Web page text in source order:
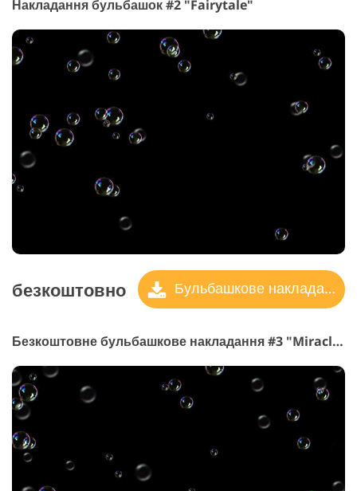
Накладання бульбашок #2 "Fairytale"
безкоштовно Бульбашкове накладання
Безкоштовне бульбашкове накладання #3 "Miracles"